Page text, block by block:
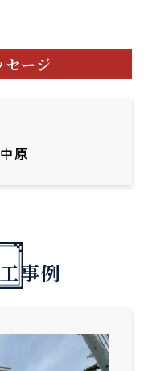
セージ
中原
事例